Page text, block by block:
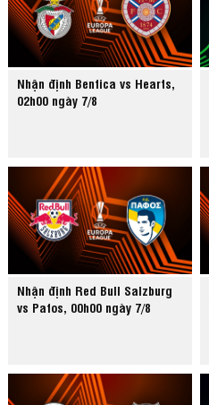
Nhận định Benfica vs Hearts,
02h00 ngày 7/8
Nhận định Red Bull Salzburg
vs Pafos, 00h00 ngày 7/8